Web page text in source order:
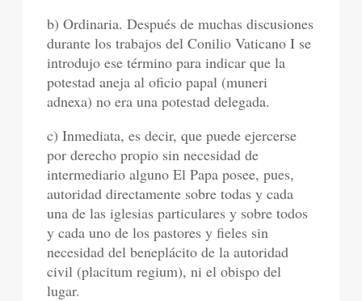
b) Ordinaria. Después de muchas discusiones
durante los trabajos del Conilio Vaticano I se
introdujo ese término para indicar que la
potestad aneja al oficio papal (muneri
adnexa) no era una potestad delegada.
c) Inmediata, es decir, que puede ejercerse
por derecho propio sin necesidad de
intermediario alguno El Papa posee, pues,
autoridad directamente sobre todas y cada
una de las iglesias particulares y sobre todos
y cada uno de los pastores y fieles sin
necesidad del beneplácito de la autoridad
civil (placitum regium), ni el obispo del
lugar.